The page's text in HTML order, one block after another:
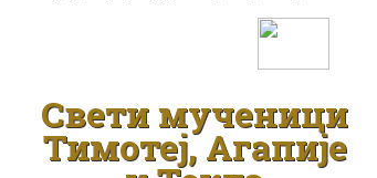
Свети мученици
Тимотеј, Агапије